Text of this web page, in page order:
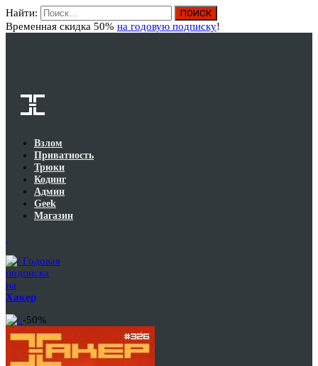
Найти:
Временная скидка 50% на годовую подписку!
Взлом
Приватность
Трюки
Кодинг
Админ
Geek
Магазин
Годовая
подписка
на
Хакер
-50%